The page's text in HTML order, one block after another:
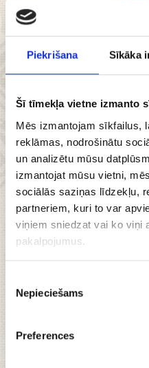
Piekrišana Sīkāka
Šī tīmekļa vietne izmanto
Mēs izmantojam sīkfailus,
reklāmas, nodrošinātu
un analizētu mūsu
izmantojat mūsu vietni,
sociālās saziņas līdzekļu,
partneriem, kuri to var
viņiem sniedzat vai ko viņi
pakalpojumus.
izvēle
Nepieciešams
Preferences
Siera
bekonu,
Siera cepumi ar
Katrs kumoss apvieno
3.09 €
Pievienot